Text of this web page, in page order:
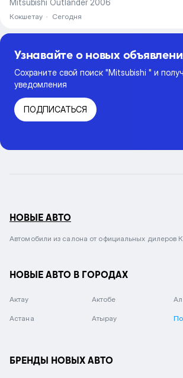
Mitsubishi Outlander 2006
Кокшетау · Сегодня
Узнавайте о новых
Сохраните свой поиск "Mitsubishi " и
уведомления
ПОДПИСАТЬСЯ
НОВЫЕ АВТО
Автомобили из салона от официальных дилеров
НОВЫЕ АВТО В ГОРОДАХ
Актау Актобе
Астана Атырау
БРЕНДЫ НОВЫХ АВТО